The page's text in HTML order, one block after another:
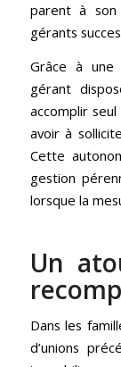
parent à
gérants
Grâce à une
gérant
accomplir
avoir à
Cette
gestion
lorsque la
Un
Dans les
d’unions